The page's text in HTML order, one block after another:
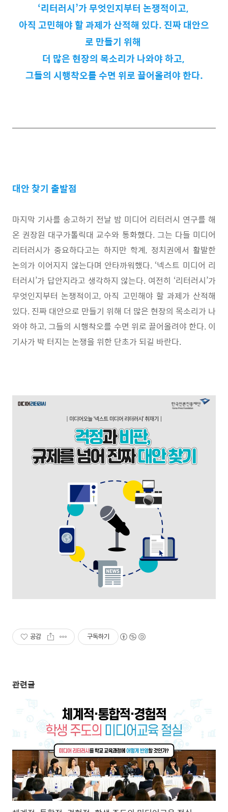
‘리터러시’가 무엇인지부터 논쟁적이고,
아직 고민해야 할 과제가 산적해 있다. 진짜 대안으
로 만들기 위해
더 많은 현장의 목소리가 나와야 하고,
그들의 시행착오를 수면 위로 끌어올려야 한다.
대안 찾기 출발점
마지막 기사를 송고하기 전날 밤 미디어 리터러시 연구를 해
온 권장원 대구가톨릭대 교수와 통화했다. 그는 다들 미디어
리터러시가 중요하다고는 하지만 학계, 정치권에서 활발한
논의가 이어지지 않는다며 안타까워했다. ‘넥스트 미디어 리
터러시’가 답안지라고 생각하지 않는다. 여전히 ‘리터러시’가
무엇인지부터 논쟁적이고, 아직 고민해야 할 과제가 산적해
있다. 진짜 대안으로 만들기 위해 더 많은 현장의 목소리가 나
와야 하고, 그들의 시행착오를 수면 위로 끌어올려야 한다. 이
기사가 박 터지는 논쟁을 위한 단초가 되길 바란다.
공감 구독하기
관련글